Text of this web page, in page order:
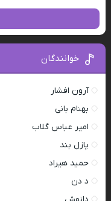
خوانندگان
آرون افشار
بهنام بانی
امیر عباس گلاب
پازل بند
حمید هیراد
د دن